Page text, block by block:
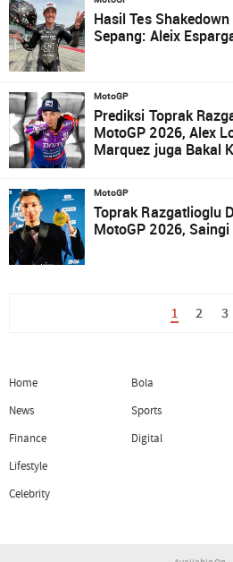
Hasil Tes
Sepang: Aleix
MotoGP
Prediksi Toprak
MotoGP 2026, Alex
Marquez juga Bakal
MotoGP
Toprak Razgatlioglu
MotoGP 2026,
1 2 3
Home
News
Finance
Lifestyle
Celebrity
Bola
Sports
Digital